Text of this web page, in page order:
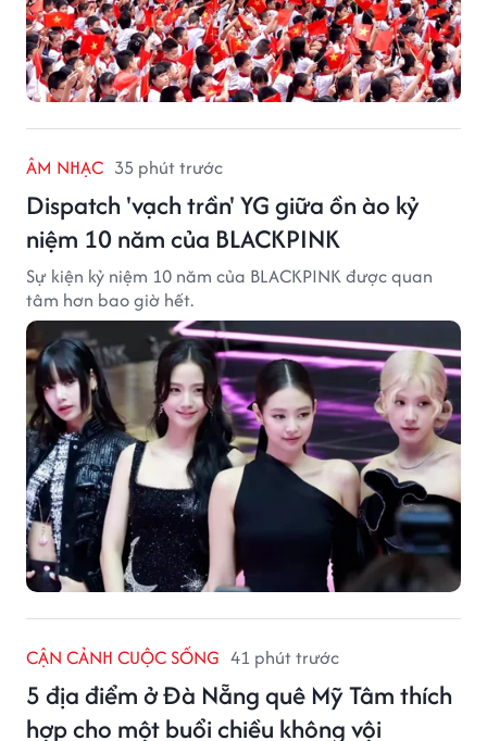
ÂM NHẠC 35 phút trước
Dispatch 'vạch trần' YG giữa ồn ào kỷ
niệm 10 năm của BLACKPINK
Sự kiện kỷ niệm 10 năm của BLACKPINK được quan
tâm hơn bao giờ hết.
CẬN CẢNH CUỘC SỐNG 41 phút trước
5 địa điểm ở Đà Nẵng quê Mỹ Tâm thích
hợp cho một buổi chiều không vội